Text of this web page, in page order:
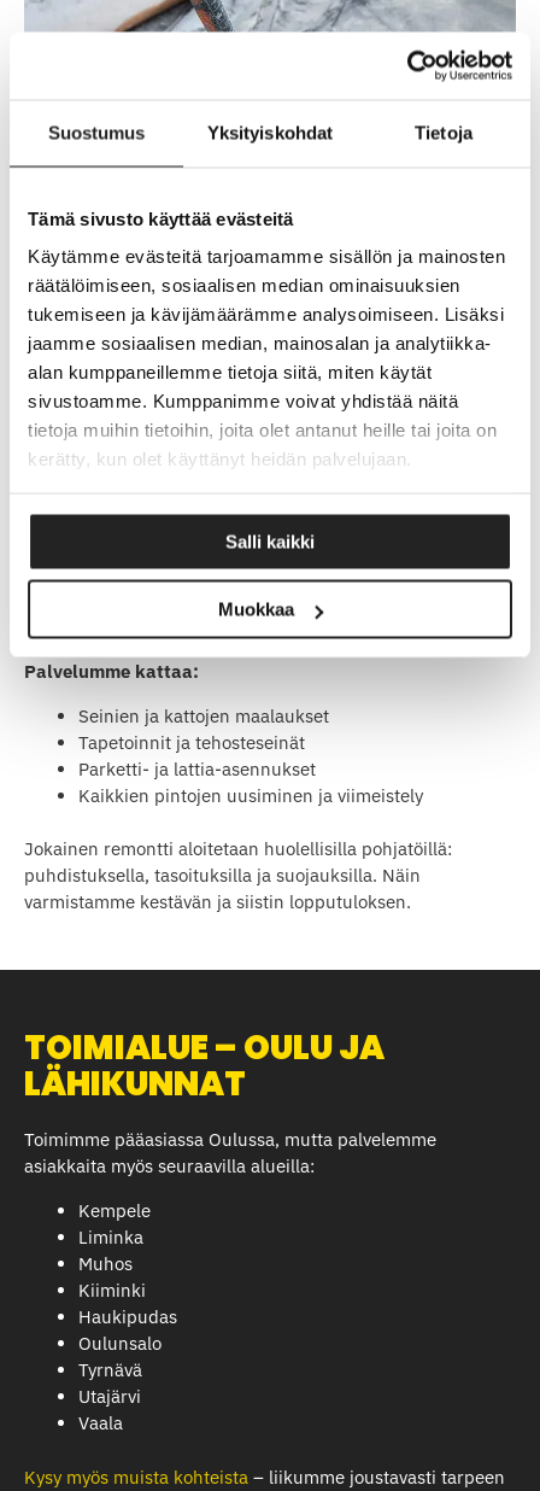
Suostumus Yksityiskohdat Tietoja
Tämä sivusto käyttää evästeitä
Käytämme evästeitä tarjoamamme sisällön ja mainosten
räätälöimiseen, sosiaalisen median ominaisuuksien
tukemiseen ja kävijämäärämme analysoimiseen. Lisäksi
jaamme sosiaalisen median, mainosalan ja analytiikka-
alan kumppaneillemme tietoja siitä, miten käytät
sivustoamme. Kumppanimme voivat yhdistää näitä
tietoja muihin tietoihin, joita olet antanut heille tai joita on
kerätty, kun olet käyttänyt heidän palvelujaan.
Salli kaikki
Muokkaa
SISÄMAALAUS JA
PINTAREMONTIT – UUTTA
ILMETTÄ HELPOSTI
Sisämaalaus ja sisustusremontti ovat tehokkaita tapoja
uudistaa kodin tai toimitilan ilmettä. Me huolehdimme
maalaustöistä siististi ja ripeästi – laadusta tinkimättä.
Palvelumme kattaa:
Seinien ja kattojen maalaukset
Tapetoinnit ja tehosteseinät
Parketti- ja lattia-asennukset
Kaikkien pintojen uusiminen ja viimeistely
Jokainen remontti aloitetaan huolellisilla pohjatöillä:
puhdistuksella, tasoituksilla ja suojauksilla. Näin
varmistamme kestävän ja siistin lopputuloksen.
TOIMIALUE – OULU JA
LÄHIKUNNAT
Toimimme pääasiassa Oulussa, mutta palvelemme
asiakkaita myös seuraavilla alueilla:
Kempele
Liminka
Muhos
Kiiminki
Haukipudas
Oulunsalo
Tyrnävä
Utajärvi
Vaala
Kysy myös muista kohteista – liikumme joustavasti tarpeen